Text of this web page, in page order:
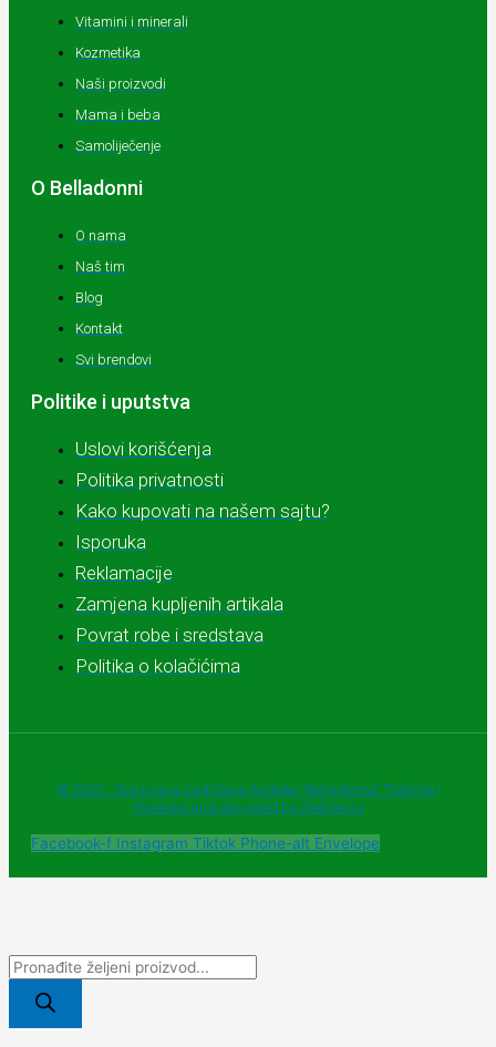
Vitamini i minerali
Kozmetika
Naši proizvodi
Mama i beba
Samoliječenje
O Belladonni
O nama
Naš tim
Blog
Kontakt
Svi brendovi
Politike i uputstva
Uslovi korišćenja
Politika privatnosti
Kako kupovati na našem sajtu?
Isporuka
Reklamacije
Zamjena kupljenih artikala
Povrat robe i sredstava
Politika o kolačićima
© 2025 - Sva prava zadržava Apoteke "Belladonna" Trebinje |
Powered and designed by Webherzz
Facebook-f Instagram Tiktok Phone-alt Envelope